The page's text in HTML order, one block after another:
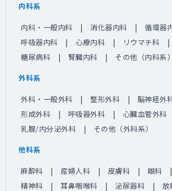
内科系
内科・一般内科 消化器内科 循環器
呼吸器内科
心療内科 リウマチ科
糖尿病科
腎臓内科 その他（内科系）
外科系
外科・一般外科 整形外科 脳神経外
形成外科
呼吸器外科
心臓血管外科
乳腺/内分泌外科
その他（外科系）
他科系
麻酔科 産婦人科 皮膚科 眼科
精神科
耳鼻咽喉科 泌尿器科
放